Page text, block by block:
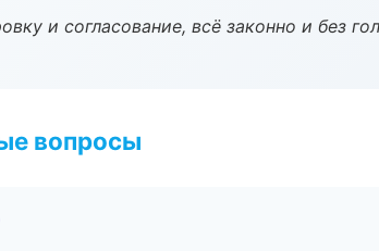
и согласование, всё законно и без
вопросы